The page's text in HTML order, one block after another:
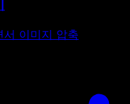
서 이미지 압축